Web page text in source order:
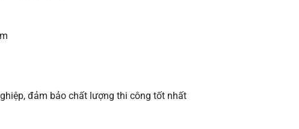
đảm bảo chất lượng thi công tốt nhất